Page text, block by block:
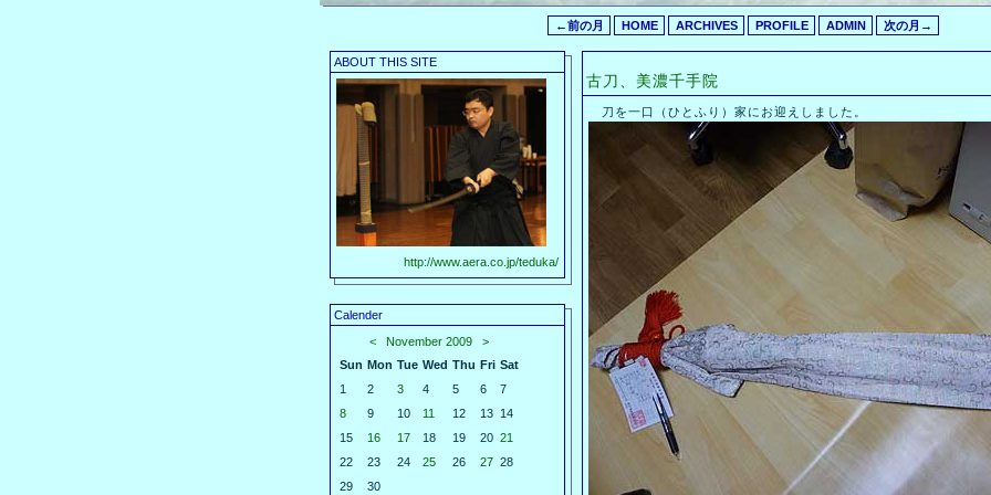
←前の月 HOME ARCHIVES PROFILE ADMIN 次の月→
ABOUT THIS SITE
http://www.aera.co.jp/teduka/
Calender
<
November 2009
>
Sun Mon Tue Wed Thu Fri Sat
1
2 3 4 5 6
7
8
9 10 11 12 13 14
15
16 17 18 19 20 21
22
23 24 25 26 27 28
29
30
古刀、美濃千手院
刀を一口（ひとふり）家にお迎えしました。